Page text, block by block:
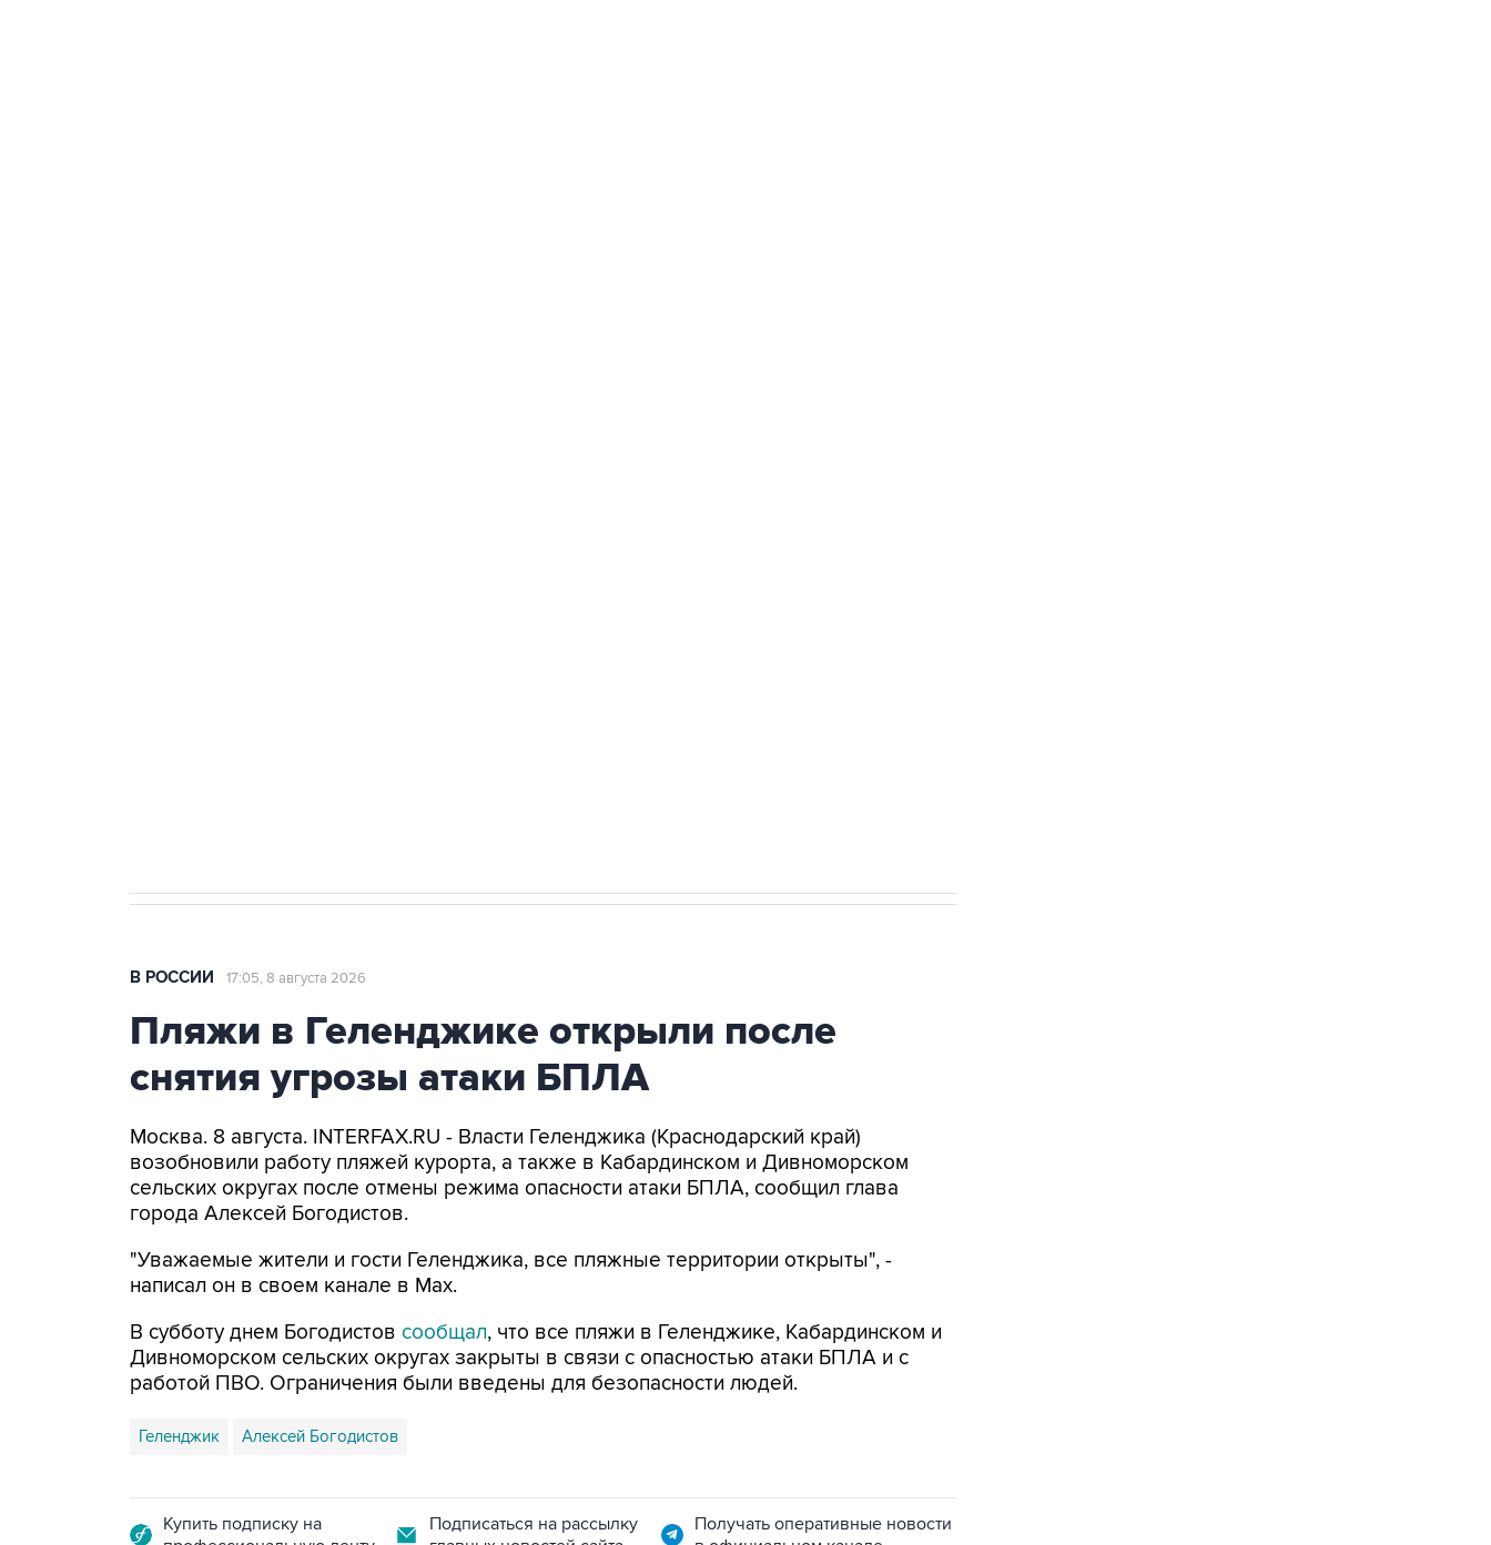
В РОССИИ 17:05, 8 августа 2026
Пляжи в Геленджике открыли после
снятия угрозы атаки БПЛА
Москва. 8 августа. INTERFAX.RU - Власти Геленджика (Краснодарский край)
возобновили работу пляжей курорта, а также в Кабардинском и Дивноморском
сельских округах после отмены режима опасности атаки БПЛА, сообщил глава
города Алексей Богодистов.
"Уважаемые жители и гости Геленджика, все пляжные территории открыты", -
написал он в своем канале в Max.
В субботу днем Богодистов сообщал, что все пляжи в Геленджике, Кабардинском и
Дивноморском сельских округах закрыты в связи с опасностью атаки БПЛА и с
работой ПВО. Ограничения были введены для безопасности людей.
Геленджик Алексей Богодистов
Купить подписку на
Подписаться на рассылку
Получать оперативные новости